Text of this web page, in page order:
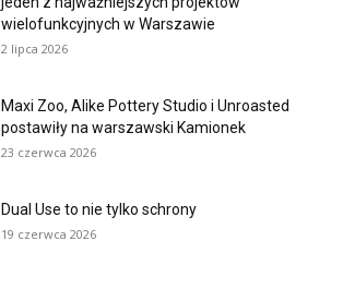
wielofunkcyjnych w Warszawie
2 lipca 2026
Maxi Zoo, Alike Pottery Studio i Unroasted
postawiły na warszawski Kamionek
23 czerwca 2026
Dual Use to nie tylko schrony
19 czerwca 2026